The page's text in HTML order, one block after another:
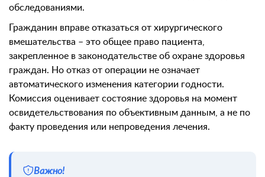
обследованиями.
Гражданин вправе отказаться от хирургического
вмешательства – это общее право пациента,
закрепленное в законодательстве об охране здоровья
граждан. Но отказ от операции не означает
автоматического изменения категории годности.
Комиссия оценивает состояние здоровья на момент
освидетельствования по объективным данным, а не по
факту проведения или непроведения лечения.
Важно!